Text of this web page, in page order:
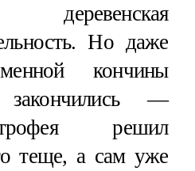
Но даже
кончины
—
решил
теще, а сам уже